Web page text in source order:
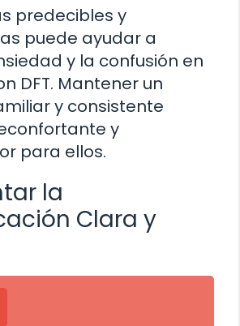
predecibles y
puede ayudar a
y la confusión en
DFT. Mantener un
y consistente
y
para ellos.
la
Clara y